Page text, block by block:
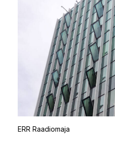
ERR Raadiomaja